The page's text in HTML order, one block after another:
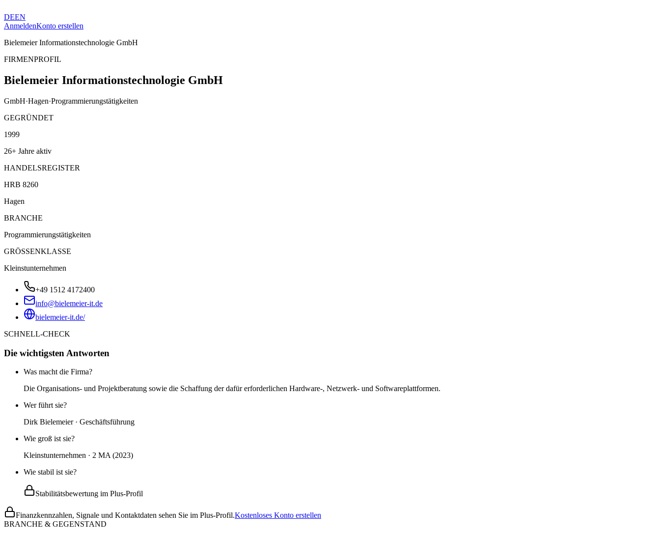
DEEN
AnmeldenKonto erstellen
Bielemeier Informationstechnologie GmbH
FIRMENPROFIL
Bielemeier Informationstechnologie GmbH
GmbH·Hagen·Programmierungstätigkeiten
GEGRÜNDET
1999
26+ Jahre aktiv
HANDELSREGISTER
HRB 8260
Hagen
BRANCHE
Programmierungstätigkeiten
GRÖSSENKLASSE
Kleinstunternehmen
+49 1512 4172400
info@bielemeier-it.de
bielemeier-it.de/
SCHNELL-CHECK
Die wichtigsten Antworten
Was macht die Firma?
Die Organisations- und Projektberatung sowie die Schaffung der dafür erforderlichen Hardware-, Netzwerk- und Softwareplattformen.
Wer führt sie?
Dirk Bielemeier · Geschäftsführung
Wie groß ist sie?
Kleinstunternehmen · 2 MA (2023)
Wie stabil ist sie?
Stabilitätsbewertung im Plus-Profil
Finanzkennzahlen, Signale und Kontaktdaten sehen Sie im Plus-Profil.Kostenloses Konto erstellen
BRANCHE & GEGENSTAND